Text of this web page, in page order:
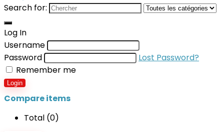
Search for:
Log In
Username
Password
Lost Password?
Remember me
Login
Compare items
Total (0)